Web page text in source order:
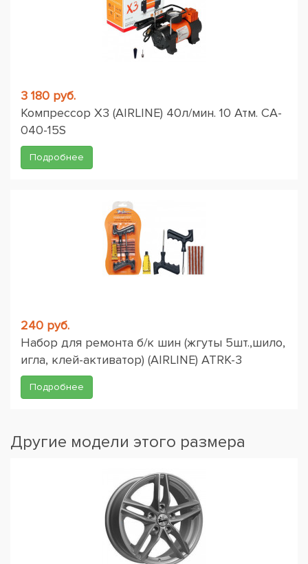
3 180 руб.
Компрессор X3 (AIRLINE) 40л/мин. 10 Атм. CA-
040-15S
Подробнее
240 руб.
Набор для ремонта б/к шин (жгуты 5шт.,шило,
игла, клей-активатор) (AIRLINE) ATRK-3
Подробнее
Другие модели этого размера